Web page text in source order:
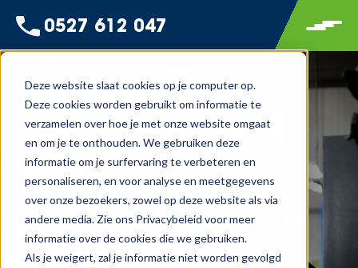
Deze website slaat cookies op je computer op.
Deze cookies worden gebruikt om informatie te
verzamelen over hoe je met onze website omgaat
en om je te onthouden. We gebruiken deze
informatie om je surfervaring te verbeteren en
personaliseren, en voor analyse en meetgegevens
over onze bezoekers, zowel op deze website als via
andere media. Zie ons Privacybeleid voor meer
informatie over de cookies die we gebruiken.
Als je weigert, zal je informatie niet worden gevolgd
0527 612 047